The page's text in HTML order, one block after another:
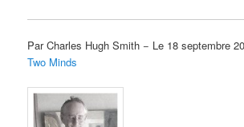
Par Charles Hugh Smith − Le 18 septembre
Two Minds